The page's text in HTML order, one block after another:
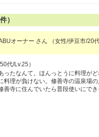
件）
オーナー さん （女性/伊豆市/20
代/Lv.25）
ったなんて。ほんっとうに料理が
料理が負けない。修善寺の温泉場
善寺に住んでいたら普段使いにでき